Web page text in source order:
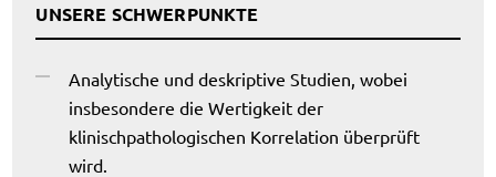
UNSERE SCHWERPUNKTE
Analytische und deskriptive Studien, wobei
insbesondere die Wertigkeit der
klinischpathologischen Korrelation überprüft
wird.